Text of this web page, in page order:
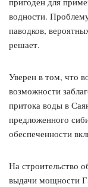
водности.
паводков,
решает.
Уверен в том, что
возможности
притока воды в
предложенного
обеспеченности
На строительство
выдачи мощности